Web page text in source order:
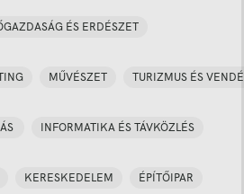
ÉS ERDÉSZET
MŰVÉSZET TURIZMUS ÉS
INFORMATIKA ÉS TÁVKÖZLÉS
KERESKEDELEM ÉPÍTŐIPAR